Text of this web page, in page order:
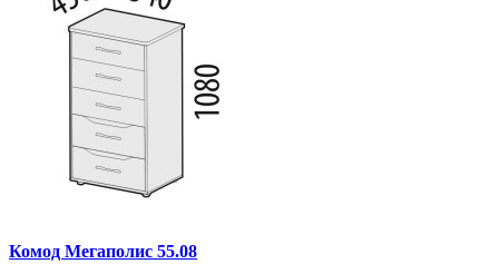
Комод Мегаполис 55.08